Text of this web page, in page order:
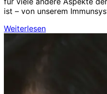
ist – von unserem
Weiterlesen